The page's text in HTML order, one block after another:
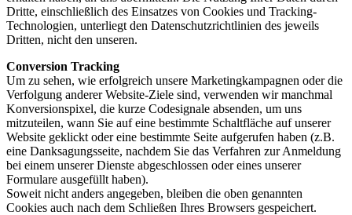
Dritte, einschließlich des Einsatzes von Cookies und Tracking-
Technologien, unterliegt den Datenschutzrichtlinien des jeweils
Dritten, nicht den unseren.
Conversion Tracking
Um zu sehen, wie erfolgreich unsere Marketingkampagnen oder die
Verfolgung anderer Website-Ziele sind, verwenden wir manchmal
Konversionspixel, die kurze Codesignale absenden, um uns
mitzuteilen, wann Sie auf eine bestimmte Schaltfläche auf unserer
Website geklickt oder eine bestimmte Seite aufgerufen haben (z.B.
eine Danksagungsseite, nachdem Sie das Verfahren zur Anmeldung
bei einem unserer Dienste abgeschlossen oder eines unserer
Formulare ausgefüllt haben).
Soweit nicht anders angegeben, bleiben die oben genannten
Cookies auch nach dem Schließen Ihres Browsers gespeichert.